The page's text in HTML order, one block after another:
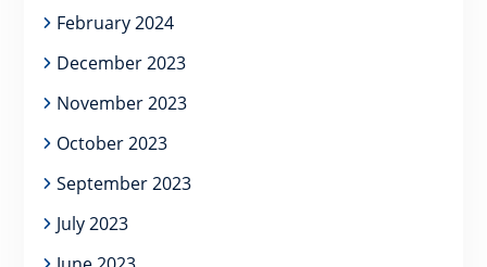
February 2024
December 2023
November 2023
October 2023
September 2023
July 2023